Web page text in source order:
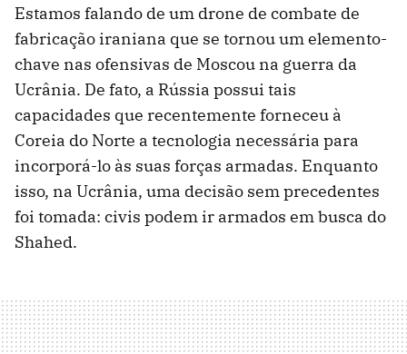
Estamos falando de um drone de combate de
fabricação iraniana que se tornou um elemento-
chave nas ofensivas de Moscou na guerra da
Ucrânia. De fato, a Rússia possui tais
capacidades que recentemente forneceu à
Coreia do Norte a tecnologia necessária para
incorporá-lo às suas forças armadas. Enquanto
isso, na Ucrânia, uma decisão sem precedentes
foi tomada: civis podem ir armados em busca do
Shahed.